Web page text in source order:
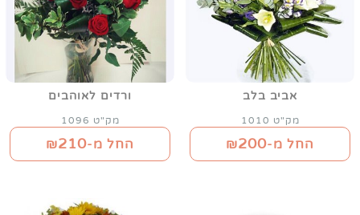
אביב בלב
מק"ט 1010
החל מ-₪200
ורדים לאוהבים
מק"ט 1096
החל מ-₪210